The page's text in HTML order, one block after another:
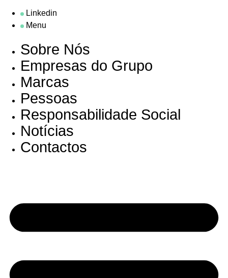
Linkedin
Menu
Sobre Nós
Empresas do Grupo
Marcas
Pessoas
Responsabilidade Social
Notícias
Contactos